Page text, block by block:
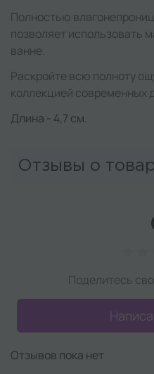
Полностью
позволяет использовать
ванне.
Раскройте всю полноту
коллекцией современных
Длина - 4,7 см.
Отзывы о
Поделитесь
Отзывов пока нет